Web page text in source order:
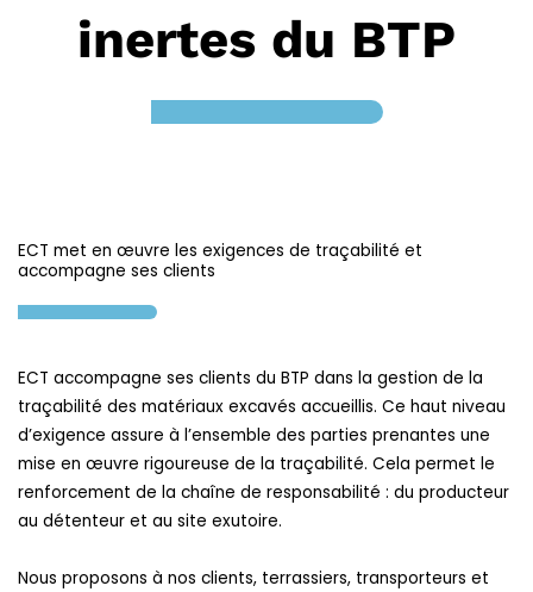
inertes du BTP
ECT met en œuvre les exigences de traçabilité et
accompagne ses clients
ECT accompagne ses clients du BTP dans la gestion de la
traçabilité des matériaux excavés accueillis. Ce haut niveau
d’exigence assure à l’ensemble des parties prenantes une
mise en œuvre rigoureuse de la traçabilité. Cela permet le
renforcement de la chaîne de responsabilité : du producteur
au détenteur et au site exutoire.
Nous proposons à nos clients, terrassiers, transporteurs et